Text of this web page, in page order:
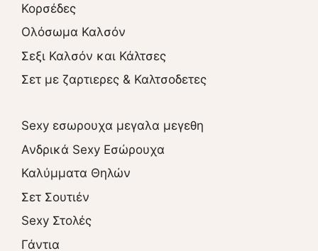
Κορσέδες
Ολόσωμα Καλσόν
Σεξι Καλσόν και Κάλτσες
Σετ με ζαρτιερες & Καλτσοδετες
Sexy εσωρουχα μεγαλα μεγεθη
Ανδρικά Sexy Εσώρουχα
Καλύμματα Θηλών
Σετ Σουτιέν
Sexy Στολές
Γάντια